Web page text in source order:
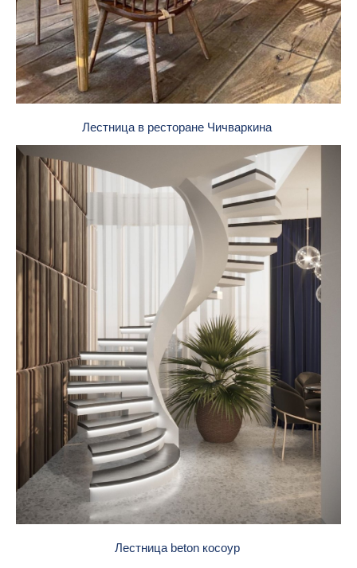
Лестница в ресторане Чичваркина
Лестница beton косоур